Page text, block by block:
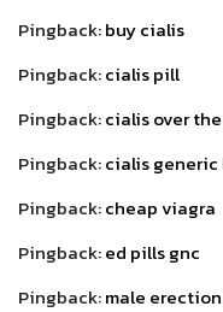
Pingback:buy cialis
Pingback:cialis pill
Pingback:cialis over
Pingback:cialis
Pingback:cheap viagra
Pingback:ed pills gnc
Pingback:male